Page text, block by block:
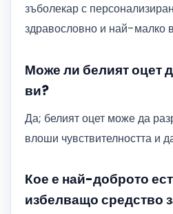
зъболекар с
здравословно и най-малко
Може ли белият оцет
ви?
Да; белият оцет може да
влоши чувствителността и
Кое е най-доброто
избелващо средство